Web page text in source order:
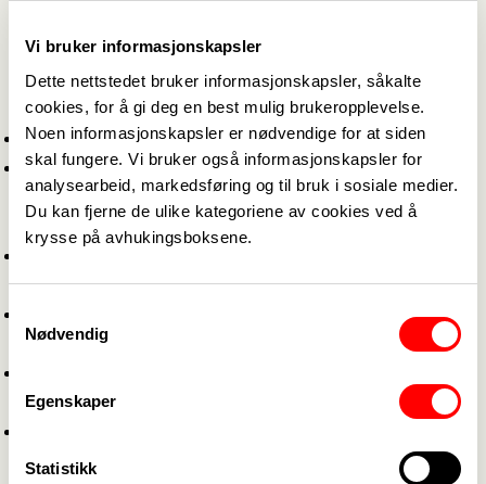
Vi bruker informasjonskapsler
Dette nettstedet bruker informasjonskapsler, såkalte
cookies, for å gi deg en best mulig brukeropplevelse.
Noen informasjonskapsler er nødvendige for at siden
skal fungere. Vi bruker også informasjonskapsler for
analysearbeid, markedsføring og til bruk i sosiale medier.
Du kan fjerne de ulike kategoriene av cookies ved å
krysse på avhukingsboksene.
Samtykkevalg
Nødvendig
Egenskaper
Statistikk
støtte og aktiv medvirkning kan være økende.
Sørg for at fylkeskontor og kompetansesenter er
koblet på.
Bruk avtaleverket aktivt.
Fortsett å kjøre på med yrkesfaglig, politisk og
økonomisk argumentasjon i alle møter og i
kontakt med media.
anskaffelsesregelverket aktivt.
Sikre representasjon for at du skal være med å
legge føringer for anbuds­utlysningen.
Vær tydelig og motvirk bruk av underleverandører.
kvalitet, kontrakters varighet og mye mer.